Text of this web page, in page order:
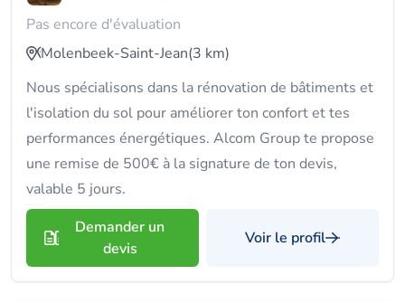
Pas encore d'évaluation
Molenbeek-Saint-Jean(3 km)
Nous spécialisons dans la rénovation de bâtiments et
l'isolation du sol pour améliorer ton confort et tes
performances énergétiques. Alcom Group te propose
une remise de 500€ à la signature de ton devis,
valable 5 jours.
Demander un
devis
Voir le profil